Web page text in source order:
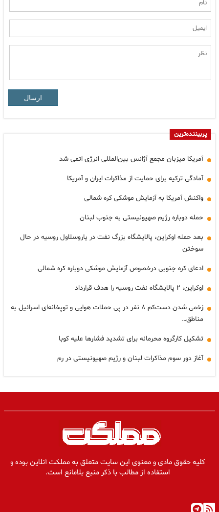
ارسال
پربیننده‌ترین
آمریکا میزبان مجمع آژانس بین‌المللی انرژی اتمی شد
آمادگی ترکیه برای حمایت از مذاکرات ایران و آمریکا
واکنش آمریکا به آزمایش موشکی کره شمالی
حمله دوباره رژیم صهیونیستی به جنوب لبنان
بعد حمله اوکراین، پالایشگاه بزرگ نفت در یاروسلاول روسیه در حال
سوختن
ادعای کره جنوبی درخصوص آزمایش موشکی دوباره کره شمالی
اوکراین، ۲ پالایشگاه نفت روسیه را هدف قرارداد
زخمی شدن دست‌کم ۸ نفر در پی حملات هوایی و توپخانه‌ای اسرائیل به
مناطق…
تشکیل کارگروه محرمانه برای تشدید فشارها علیه کوبا
آغاز دور سوم مذاکرات لبنان و رژیم صهیونیستی در رم
کلیه حقوق مادی و معنوی این سایت متعلق به مملکت آنلاین بوده و
استفاده از مطالب با ذکر منبع بلامانع است.